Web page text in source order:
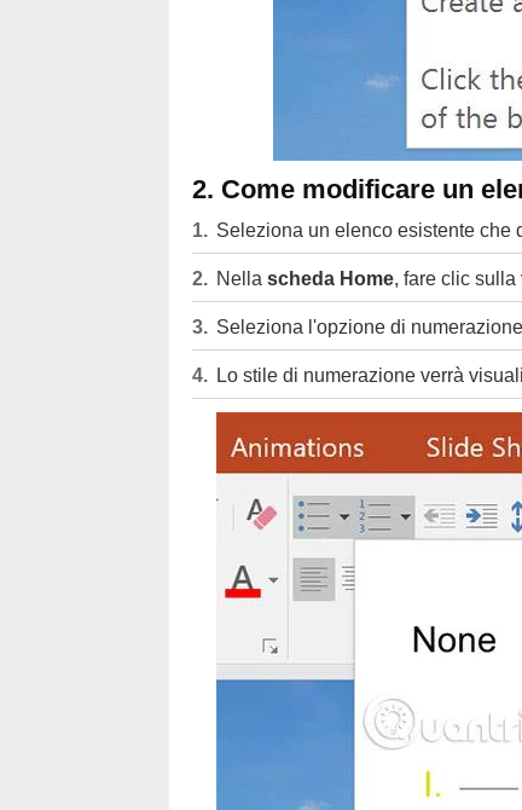
2. Come modificare un
Seleziona un elenco esistente che
Nella scheda Home, fare clic sulla
Seleziona l'opzione di
Lo stile di numerazione verrà